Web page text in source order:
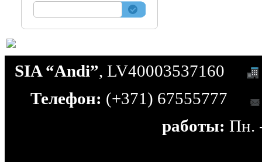
SIA “Andi”, LV40003537160
Телефон: (+371) 67555777
работы: Пн.